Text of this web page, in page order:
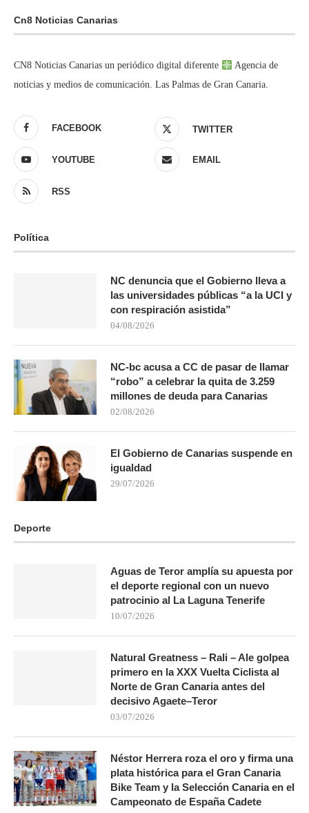
Cn8 Noticias Canarias
CN8 Noticias Canarias un periódico digital diferente
Agencia de
noticias y medios de comunicación. Las Palmas de Gran Canaria.
FACEBOOK TWITTER
YOUTUBE EMAIL
RSS
Política
NC denuncia que el Gobierno lleva a
las universidades públicas “a la UCI y
con respiración asistida”
04/08/2026
NC-bc acusa a CC de pasar de llamar
“robo” a celebrar la quita de 3.259
millones de deuda para Canarias
02/08/2026
El Gobierno de Canarias suspende en
igualdad
29/07/2026
Deporte
Aguas de Teror amplía su apuesta por
el deporte regional con un nuevo
patrocinio al La Laguna Tenerife
10/07/2026
Natural Greatness – Rali – Ale golpea
primero en la XXX Vuelta Ciclista al
Norte de Gran Canaria antes del
decisivo Agaete–Teror
03/07/2026
Néstor Herrera roza el oro y firma una
plata histórica para el Gran Canaria
Bike Team y la Selección Canaria en el
Campeonato de España Cadete